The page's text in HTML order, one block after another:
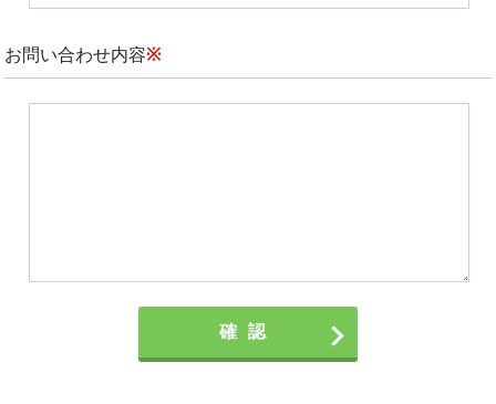
お問い合わせ内容※